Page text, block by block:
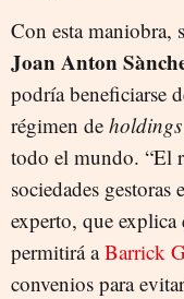
Con esta maniobra,
Joan Anton
podría beneficiarse
régimen de holdings
todo el mundo. “El
sociedades gestoras
experto, que explica
permitirá aBarrick
convenios para